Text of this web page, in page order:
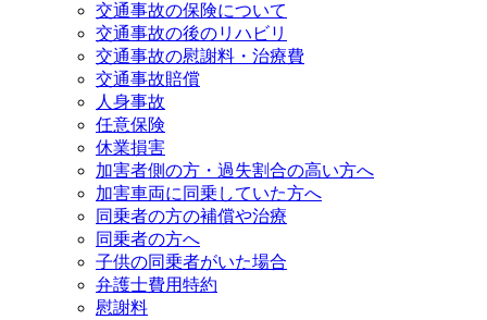
交通事故の保険について
交通事故の後のリハビリ
交通事故の慰謝料・治療費
交通事故賠償
人身事故
任意保険
休業損害
加害者側の方・過失割合の高い方へ
加害車両に同乗していた方へ
同乗者の方の補償や治療
同乗者の方へ
子供の同乗者がいた場合
弁護士費用特約
慰謝料